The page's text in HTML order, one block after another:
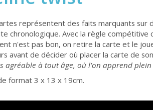
représentent des faits marquants sur
chronologique. Avec la règle compétitive
n'est pas bon, on retire la carte et le
avant de décider où placer la carte de
agréable à tout âge, où l'on apprend plein
format 3 x 13 x 19cm.